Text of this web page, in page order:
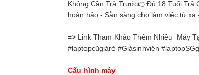
Không Cần Trả Trước👉Đủ 18 Tuổi Trả
hoàn hảo - Sẵn sàng cho làm việc từ xa
=> Link Tham Khảo Thêm Nhiều Máy
#laptopcũgiárẻ #Giásinhviên
Cấu hình máy